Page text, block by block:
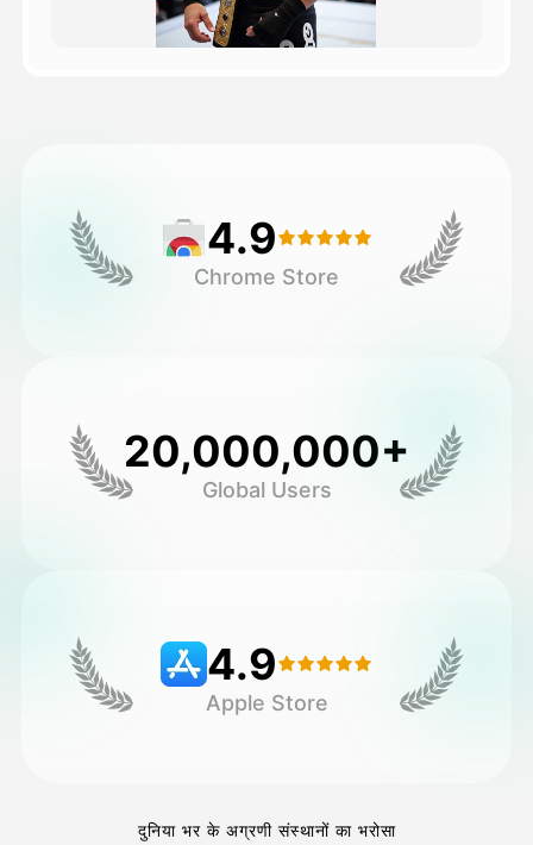
4.9
Chrome Store
20,000,000+
Global Users
4.9
Apple Store
दुनिया भर के अग्रणी संस्थानों का भरोसा